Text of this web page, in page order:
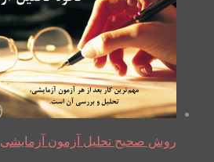
روش صحیح تحلیل آزمون آزمایشی